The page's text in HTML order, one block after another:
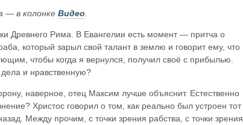
— в колонкеВидео
Древнего Рима. В Евангелии есть момент — притча о
который зарыл свой талант в землю и говорит ему, что
чтобы когда я вернулся, получил своё с прибылью.
и нравственную?
наверное, отец Максим лучше объяснит. Естественно
Христос говорил о том, как реально был устроен тот
Между прочим, с точки зрения рабства, с точки зрения